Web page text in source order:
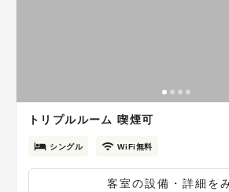
トリプルルーム 喫煙可
シングル WiFi無料
客室の設備・詳細を